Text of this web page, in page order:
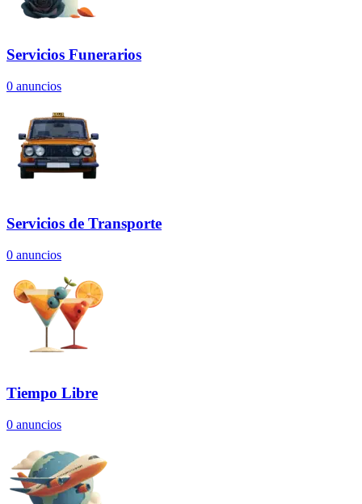
Servicios Funerarios
0 anuncios
Servicios de Transporte
0 anuncios
Tiempo Libre
0 anuncios